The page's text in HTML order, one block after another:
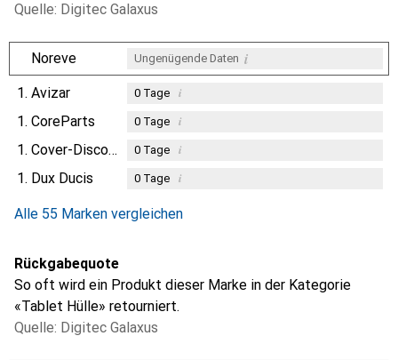
Quelle: Digitec Galaxus
Noreve Ungenügende Daten i
1. Avizar 0Tage i
1. CoreParts 0Tage i
1. Cover-Discount 0Tage i
1. Dux Ducis 0Tage i
Alle 55 Marken vergleichen
Rückgabequote
So oft wird ein Produkt dieser Marke in der Kategorie
«Tablet Hülle» retourniert.
Quelle: Digitec Galaxus